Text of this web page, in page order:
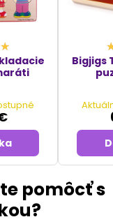
Bigjigs
pomôcť s